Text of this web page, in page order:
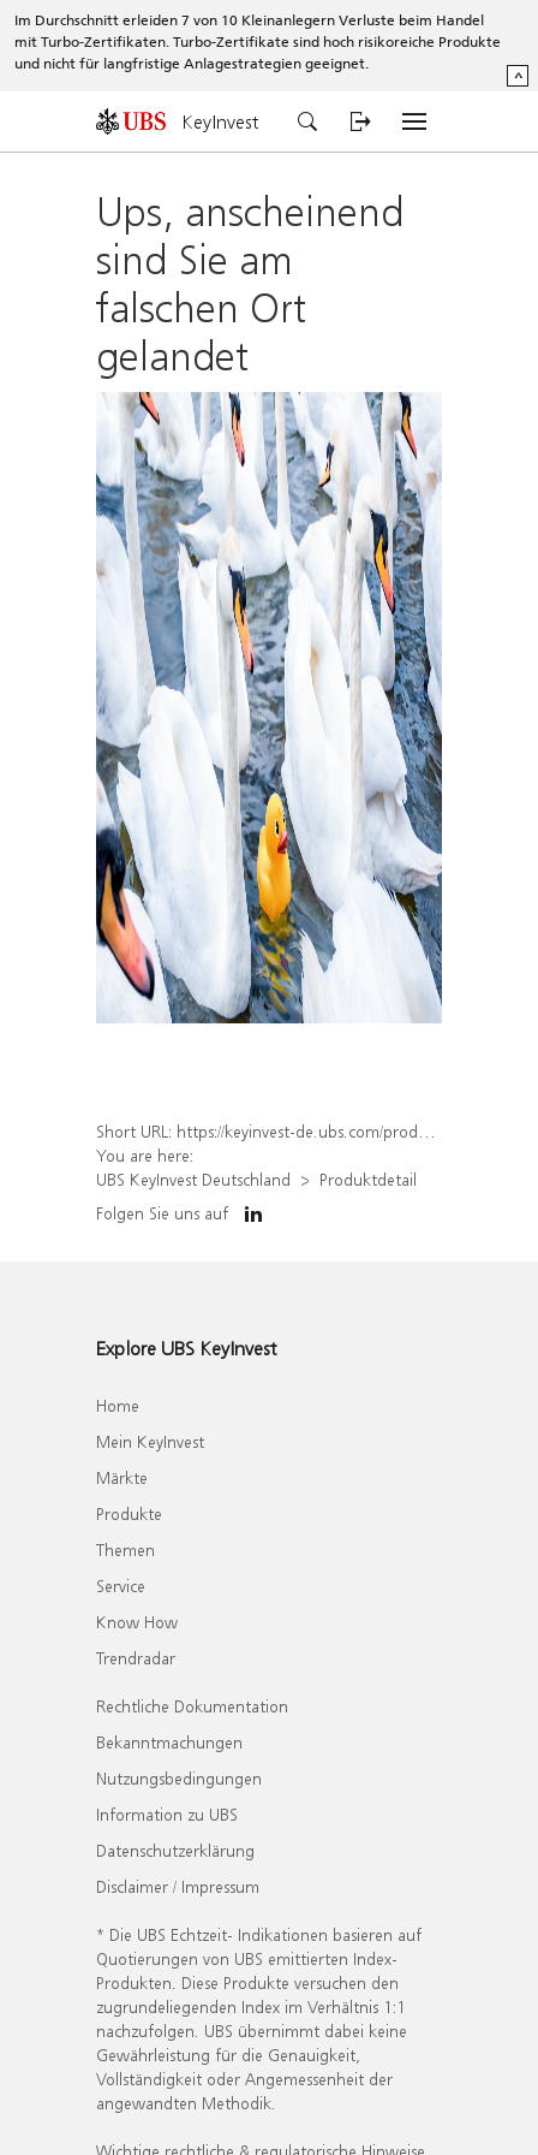
Im Durchschnitt erleiden 7 von 10 Kleinanlegern Verluste beim Handel
mit Turbo-Zertifikaten. Turbo-Zertifikate sind hoch risikoreiche Produkte
und nicht für langfristige Anlagestrategien geeignet.
^
KeyInvest
Ups, anscheinend
sind Sie am
falschen Ort
gelandet
Short URL: https://keyinvest-de.ubs.com/produkt/detail/index/isin/DE000WA61HW0
You are here:
UBS KeyInvest Deutschland
Produktdetail
Folgen Sie uns auf
Explore UBS KeyInvest
Home
Mein KeyInvest
Märkte
Produkte
Themen
Service
Know How
Trendradar
Rechtliche Dokumentation
Bekanntmachungen
Nutzungsbedingungen
Information zu UBS
Datenschutzerklärung
Disclaimer / Impressum
* Die UBS Echtzeit- Indikationen basieren auf
Quotierungen von UBS emittierten Index-
Produkten. Diese Produkte versuchen den
zugrundeliegenden Index im Verhältnis 1:1
nachzufolgen. UBS übernimmt dabei keine
Gewährleistung für die Genauigkeit,
Vollständigkeit oder Angemessenheit der
angewandten Methodik.